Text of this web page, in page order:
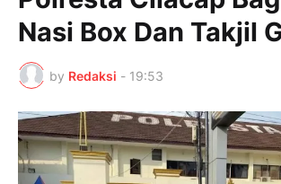
Nasi Box Dan Takjil
by Redaksi - 19:53